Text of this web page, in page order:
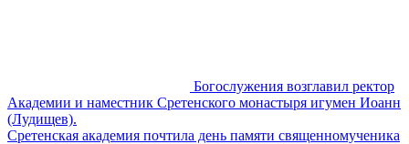
Богослужения возглавил ректор
Академии и наместник Сретенского монастыря игумен Иоанн
(Лудищев).
Сретенская академия почтила день памяти священномученика